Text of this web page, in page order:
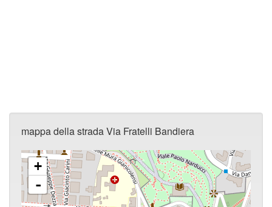
mappa della strada Via Fratelli Bandiera
+
-